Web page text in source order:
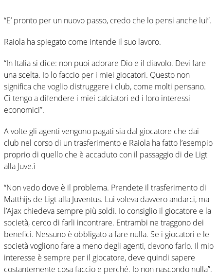
“E’ pronto per un nuovo passo, credo che lo pensi anche lui”.
Raiola ha spiegato come intende il suo lavoro.
“In Italia si dice: non puoi adorare Dio e il diavolo. Devi fare
una scelta. Io lo faccio per i miei giocatori. Questo non
significa che voglio distruggere i club, come molti pensano.
Ci tengo a difendere i miei calciatori ed i loro interessi
economici”.
A volte gli agenti vengono pagati sia dal giocatore che dai
club nel corso di un trasferimento e Raiola ha fatto l’esempio
proprio di quello che è accaduto con il passaggio di de Ligt
alla Juve.ì
“Non vedo dove è il problema. Prendete il trasferimento di
Matthijs de Ligt alla Juventus. Lui voleva davvero andarci, ma
l’Ajax chiedeva sempre più soldi. Io consiglio il giocatore e la
società, cerco di farli incontrare. Entrambi ne traggono dei
benefici. Nessuno è obbligato a fare nulla. Se i giocatori e le
società vogliono fare a meno degli agenti, devono farlo. Il mio
interesse è sempre per il giocatore, deve quindi sapere
costantemente cosa faccio e perché. Io non nascondo nulla”.